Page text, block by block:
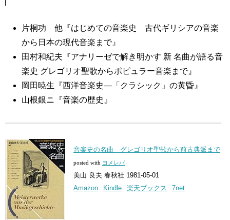
片桐功 他『はじめての音楽史 古代ギリシアの音楽
から日本の現代音楽まで』
田村和紀夫『アナリーゼで解き明かす 新 名曲が語る音
楽史 グレゴリオ聖歌からポピュラー音楽まで』
岡田暁生『西洋音楽史―「クラシック」の黄昏』
山根銀ニ『音楽の歴史』
音楽史の名曲―グレゴリオ聖歌から前古典派まで
posted with ヨメレバ
美山 良夫 春秋社 1981-05-01
Amazon
Kindle 楽天ブックス 7net